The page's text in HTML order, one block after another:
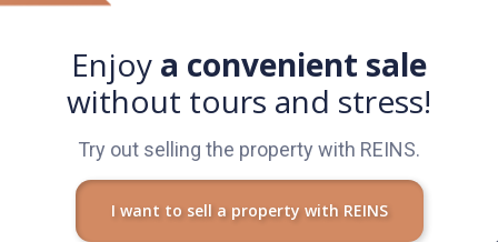
Prečítajte si všetko o výhodnom predaji nehnuteľností na
webstránke REINS alebo priamo zavolajte našim pracovníkom.
Radi vám zodpovieme všetky otázky.
Jednoduchý a komfortný predaj nehnuteľnosti
Enjoy a convenient sale
without tours and stress!
Try out selling the property with REINS.
I want to sell a property with REINS